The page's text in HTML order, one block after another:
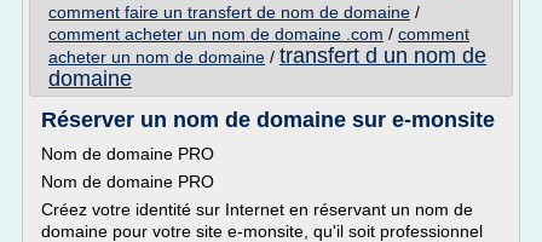
comment faire un transfert de nom de domaine /
comment acheter un nom de domaine .com / comment
acheter un nom de domaine / transfert d un nom de
domaine
Réserver un nom de domaine sur e-monsite
Nom de domaine PRO
Nom de domaine PRO
Créez votre identité sur Internet en réservant un nom de
domaine pour votre site e-monsite, qu'il soit professionnel